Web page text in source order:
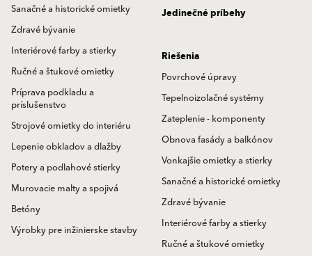
Sanačné a historické omietky
Zdravé bývanie
Interiérové farby a stierky
Ručné a štukové omietky
Príprava podkladu a
príslušenstvo
Strojové omietky do interiéru
Lepenie obkladov a dlažby
Potery a podlahové stierky
Murovacie malty a spojivá
Betóny
Výrobky pre inžinierske stavby
Jedinečné príbehy
Riešenia
Povrchové úpravy
Tepelnoizolačné systémy
Zateplenie - komponenty
Obnova fasády a balkónov
Vonkajšie omietky a stierky
Sanačné a historické omietky
Zdravé bývanie
Interiérové farby a stierky
Ručné a štukové omietky